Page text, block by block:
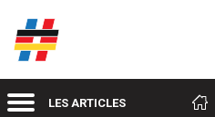
Acteurs du franco-allemand
MenuLES ARTICLES